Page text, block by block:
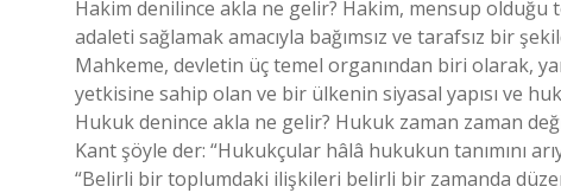
Hakim denilince akla ne gelir? Hakim, mensup
adaleti sağlamak amacıyla bağımsız ve tarafsız bir
Mahkeme, devletin üç temel organından biri olarak,
yetkisine sahip olan ve bir ülkenin siyasal yapısı ve
Hukuk denince akla ne gelir? Hukuk zaman zaman
Kant şöyle der: “Hukukçular hâlâ hukukun tanımını
“Belirli bir toplumdaki ilişkileri belirli bir zamanda